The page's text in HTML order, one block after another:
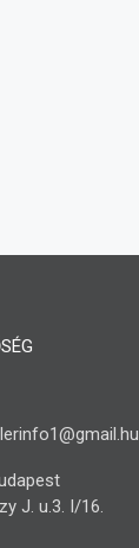
J. u.3. I/16.